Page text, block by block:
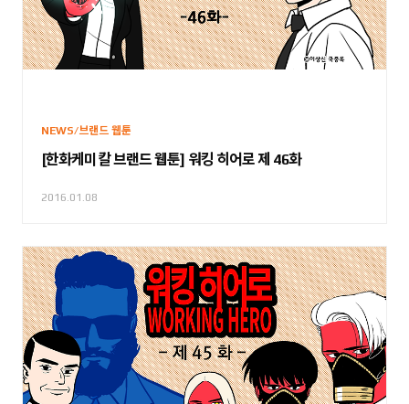
NEWS/브랜드 웹툰
[한화케미칼 브랜드 웹툰] 워킹 히어로 제 46화
2016.01.08